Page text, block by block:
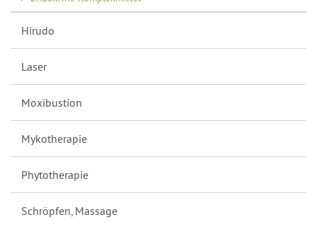
Hirudo
Laser
Moxibustion
Mykotherapie
Phytotherapie
Schröpfen, Massage